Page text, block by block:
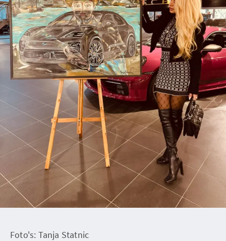
Foto's: Tanja Statnic